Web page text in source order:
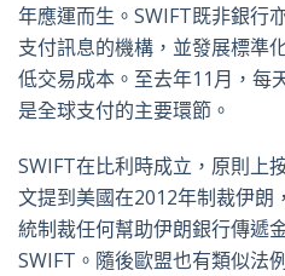
年應運而生。SWIFT既非銀行
支付訊息的機構，並發展標準
低交易成本。至去年11月，每
是全球支付的主要環節。
SWIFT在比利時成立，原則上
文提到美國在2012年制裁伊朗
統制裁任何幫助伊朗銀行傳遞
SWIFT。隨後歐盟也有類似法